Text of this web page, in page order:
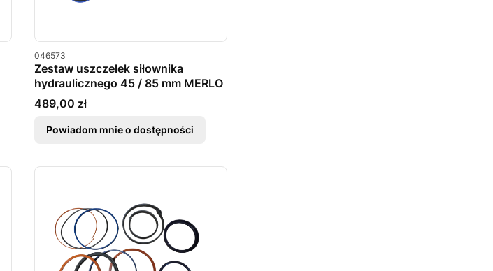
Kod produktu
046573
Zestaw uszczelek siłownika
hydraulicznego 45 / 85 mm MERLO
Cena
489,00 zł
Powiadom mnie o dostępności